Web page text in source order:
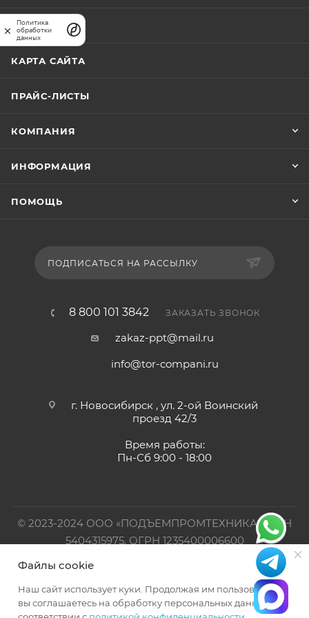
АКЦИИ
КАРТА САЙТА
ПРАЙС-ЛИСТЫ
КОМПАНИЯ
ИНФОРМАЦИЯ
ПОМОЩЬ
ПОДПИСАТЬСЯ НА РАССЫЛКУ
8 800 101 3842 ЗАКАЗАТЬ ЗВОНОК
zakaz-ppt@mail.ru
info@tor-compani.ru
г. Новосибирск , ул. 2-ой Воинский
проезд 42/3
Время работы:
Пн-Сб 9:00 - 18:00
© 2023-2024 ООО «ПОДЪЕМПРОМТЕХНИКА». ИНН
5404315975, ОГРН 1235400006600
Официальный представитель TOR INDUSTRIES
Файлы cookie
Наш сайт использует куки. Продолжая им пользоваться,
вы соглашаетесь на обработку персональных данных в
Политика
обработки
данных